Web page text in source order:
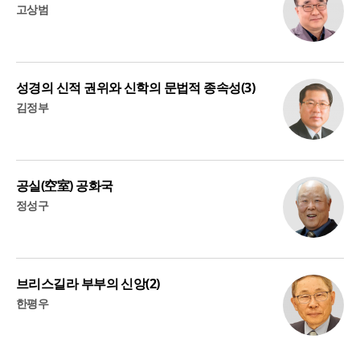
고상범
성경의 신적 권위와 신학의 문법적 종속성(3)
김정부
공실(空室) 공화국
정성구
브리스길라 부부의 신앙(2)
한평우